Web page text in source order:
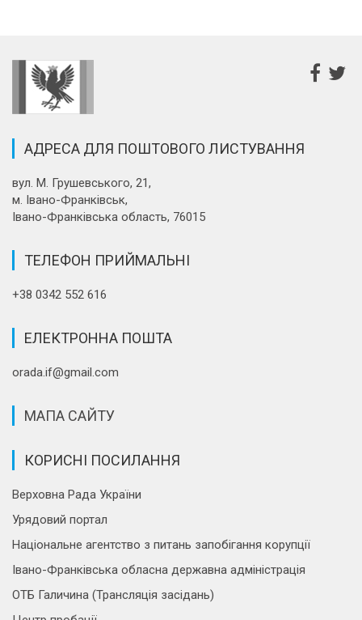
АДРЕСА ДЛЯ ПОШТОВОГО ЛИСТУВАННЯ
вул. М. Грушевського, 21,
м. Івано-Франківськ,
Івано-Франківська область, 76015
ТЕЛЕФОН ПРИЙМАЛЬНІ
+38 0342 552 616
ЕЛЕКТРОННА ПОШТА
orada.if@gmail.com
МАПА САЙТУ
КОРИСНІ ПОСИЛАННЯ
Верховна Рада України
Урядовий портал
Національне агентство з питань запобігання корупції
Івано-Франківська обласна державна адміністрація
ОТБ Галичина (Трансляція засідань)